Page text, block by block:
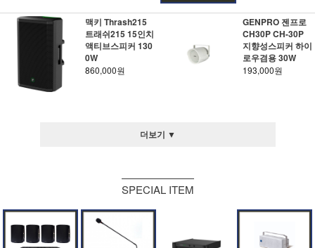
맥키 Thrash215
트래쉬215 15인치
액티브스피커 130
0W
860,000원
GENPRO 젠프로
CH30P CH-30P
지향성스피커 하이
로우겸용 30W
193,000원
더보기 ▼
SPECIAL ITEM